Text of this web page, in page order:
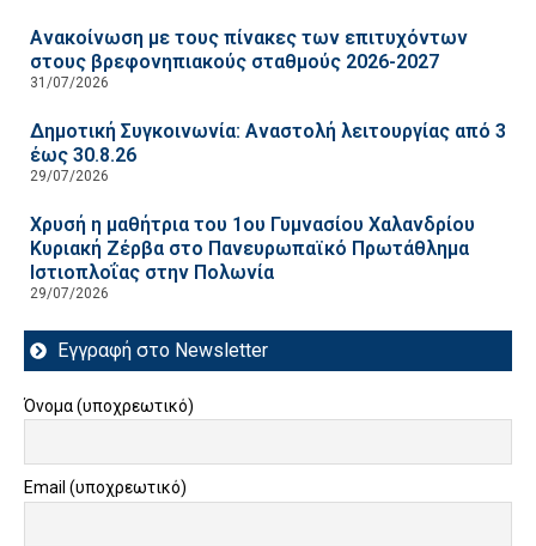
Ανακοίνωση με τους πίνακες των επιτυχόντων
στους βρεφονηπιακούς σταθμούς 2026-2027
31/07/2026
Δημοτική Συγκοινωνία: Αναστολή λειτουργίας από 3
έως 30.8.26
29/07/2026
Χρυσή η μαθήτρια του 1ου Γυμνασίου Χαλανδρίου
Κυριακή Ζέρβα στο Πανευρωπαϊκό Πρωτάθλημα
Ιστιοπλοΐας στην Πολωνία
29/07/2026
Εγγραφή στο Newsletter
Όνομα (υποχρεωτικό)
Email (υποχρεωτικό)